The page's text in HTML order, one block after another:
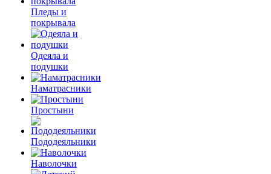
Пледы и
покрывала
Одеяла и
подушки
Наматрасники
Простыни
Пододеяльники
Наволочки